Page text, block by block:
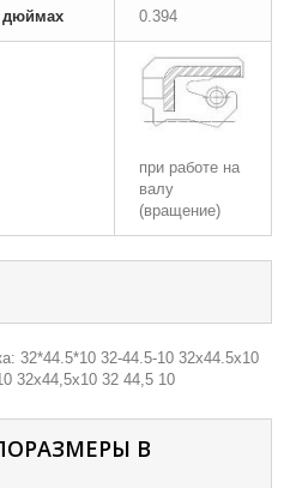
дюймах 0.394
при работе на
валу
(вращение)
32*44.5*10 32-44.5-10 32х44.5х10
32х44,5х10 32 44,5 10
В